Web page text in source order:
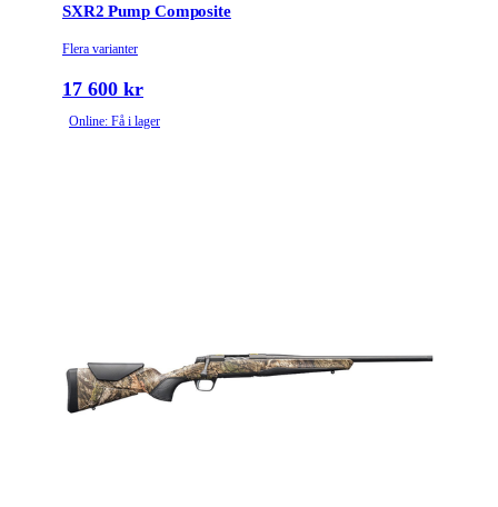
SXR2 Pump Composite
Flera varianter
17 600 kr
Online: Få i lager